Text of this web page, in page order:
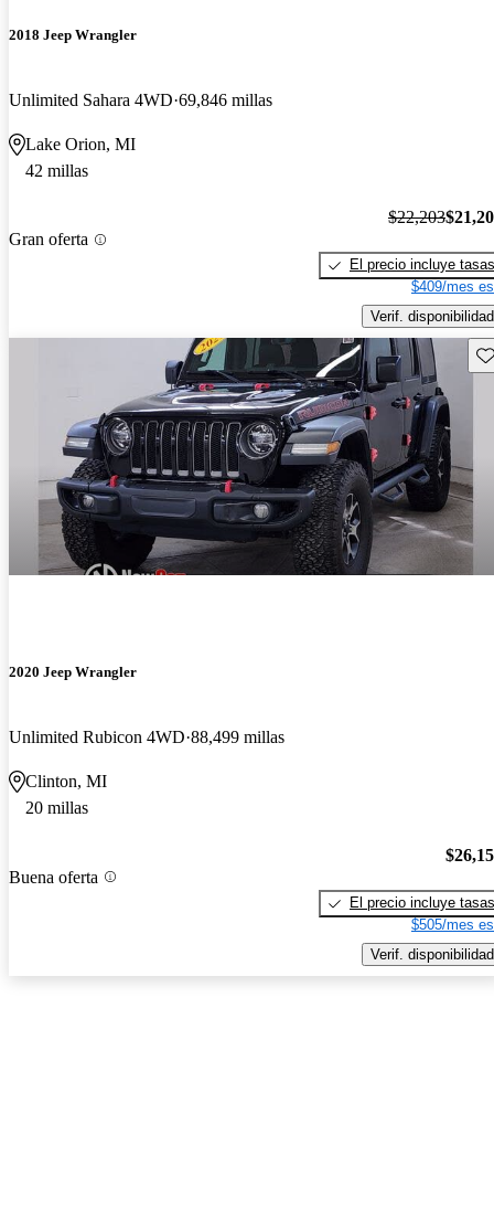
2018 Jeep Wrangler
Unlimited Sahara 4WD 69,846 millas
Lake Orion, MI
42 millas
Gran oferta
$22,203
El precio incluye tasas
$409/mes
Verif. disponibilidad
2020 Jeep Wrangler
Unlimited Rubicon 4WD 88,499 millas
Clinton, MI
20 millas
Buena oferta
El precio incluye tasas
$505/mes
Verif. disponibilidad